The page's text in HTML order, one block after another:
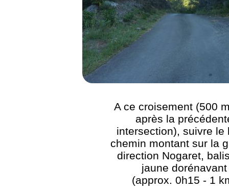
A ce croisement (500
après la
intersection), suivre le
chemin montant sur la
direction Nogaret,
jaune dorénavant
(approx. 0h15 - 1